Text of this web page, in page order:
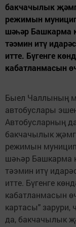
бакчачылык
режимын
шәһәр Башкарма
тәэмин итү
итте. Бүгенге
кабатланмасын
Быел Чаллының
автобуслары
Автобусларның
бакчачылык
режимын
шәһәр Башкарма
тәэмин итү
итте. Бүгенге
кабатланмасын
картасы" зарури,
да, бакчачылык